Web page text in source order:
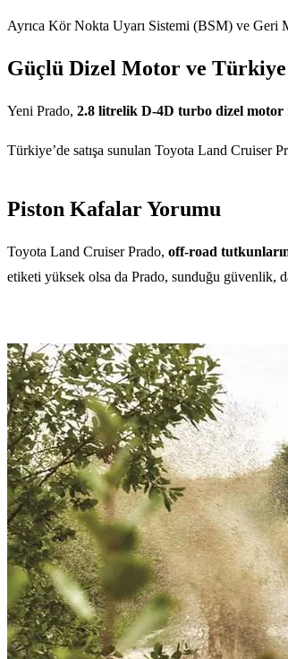
Ayrıca Kör Nokta Uyarı Sistemi (BSM) ve Geri
Güçlü Dizel Motor ve Türkiye
Yeni Prado, 2.8 litrelik D-4D turbo dizel motor
Türkiye’de satışa sunulan Toyota Land Cruiser
Piston Kafalar Yorumu
Toyota Land Cruiser Prado, off-road
etiketi yüksek olsa da Prado, sunduğu güvenlik,